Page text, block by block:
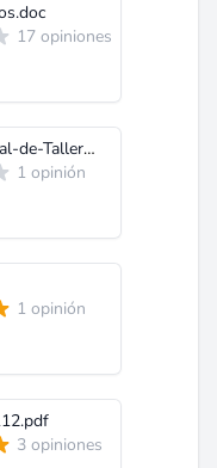
17 opiniones
44190570-Manual-de-Taller-de-Renault-9.pdf
1 opinión
1 opinión
3 opiniones